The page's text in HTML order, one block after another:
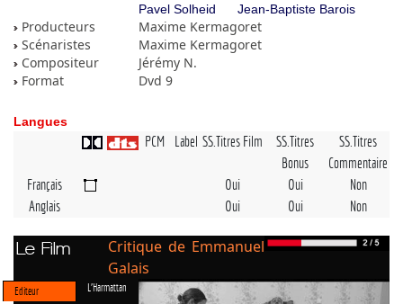
Pavel Solheid
Jean-Baptiste Barois
Producteurs
Maxime Kermagoret
Scénaristes
Maxime Kermagoret
Compositeur
Jérémy N.
Format
Dvd 9
Langues
PCM Label SS.Titres Film
SS.Titres
Bonus
SS.Titres
Commentaire
Français
Oui Oui
Non
Anglais
Oui Oui Non
Le Film
Critique de Emmanuel
Galais
Editeur L'Harmattan